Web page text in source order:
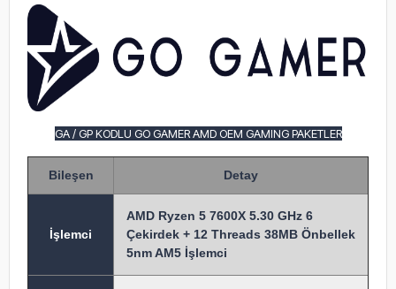
GA / GP KODLU GO GAMER AMD OEM GAMING PAKETLER
Bileşen Detay
İşlemci
AMD Ryzen 5 7600X 5.30 GHz 6
Çekirdek + 12 Threads 38MB Önbellek
5nm AM5 İşlemci